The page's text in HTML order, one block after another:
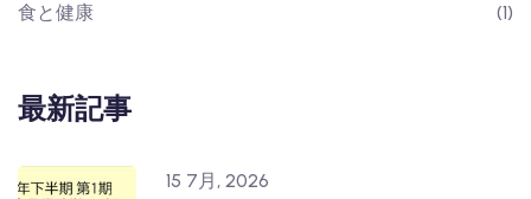
食と健康 (1)
最新記事
15 7月, 2026